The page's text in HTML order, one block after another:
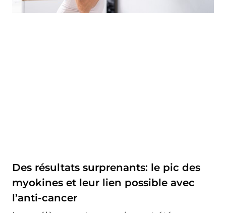
Des résultats surprenants: le pic des
myokines et leur lien possible avec
l’anti-cancer